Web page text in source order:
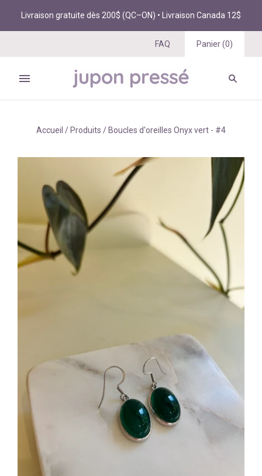
Livraison gratuite dès 200$ (QC–ON) • Livraison Canada 12$
FAQ Panier(0)
Accueil / Produits / Boucles d'oreilles Onyx vert - #4